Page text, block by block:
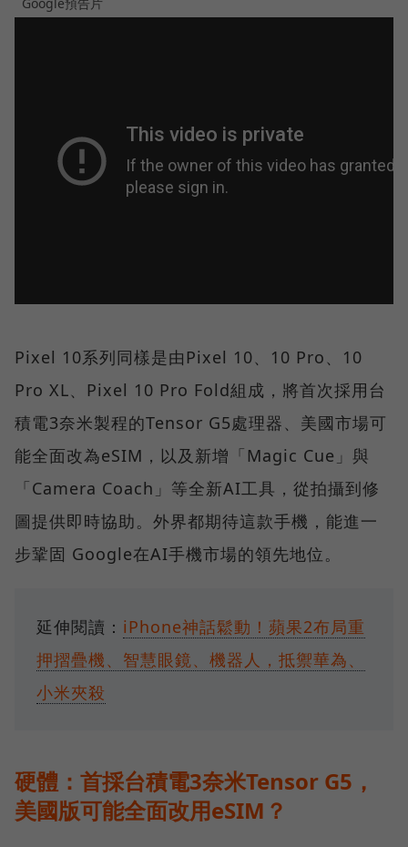
Pixel 10系列同樣是由Pixel 10、10 Pro、10
Pro XL、Pixel 10 Pro Fold組成，將首次採用台
積電3奈米製程的Tensor G5處理器、美國市場可
能全面改為eSIM，以及新增「Magic Cue」與
「Camera Coach」等全新AI工具，從拍攝到修
圖提供即時協助。外界都期待這款手機，能進一
步鞏固 Google在AI手機市場的領先地位。
延伸閱讀： iPhone神話鬆動！蘋果2布局重
押摺疊機、智慧眼鏡、機器人，抵禦華為、
小米夾殺
硬體：首採台積電3奈米Tensor G5，
美國版可能全面改用eSIM？